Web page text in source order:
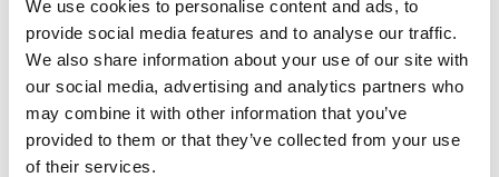
We use cookies to personalise content and ads, to
provide social media features and to analyse our traffic.
We also share information about your use of our site with
our social media, advertising and analytics partners who
may combine it with other information that you’ve
provided to them or that they’ve collected from your use
of their services.
El maletín para computadora portátil Invigo de
Case Logic está fabricado con materiales reciclados,